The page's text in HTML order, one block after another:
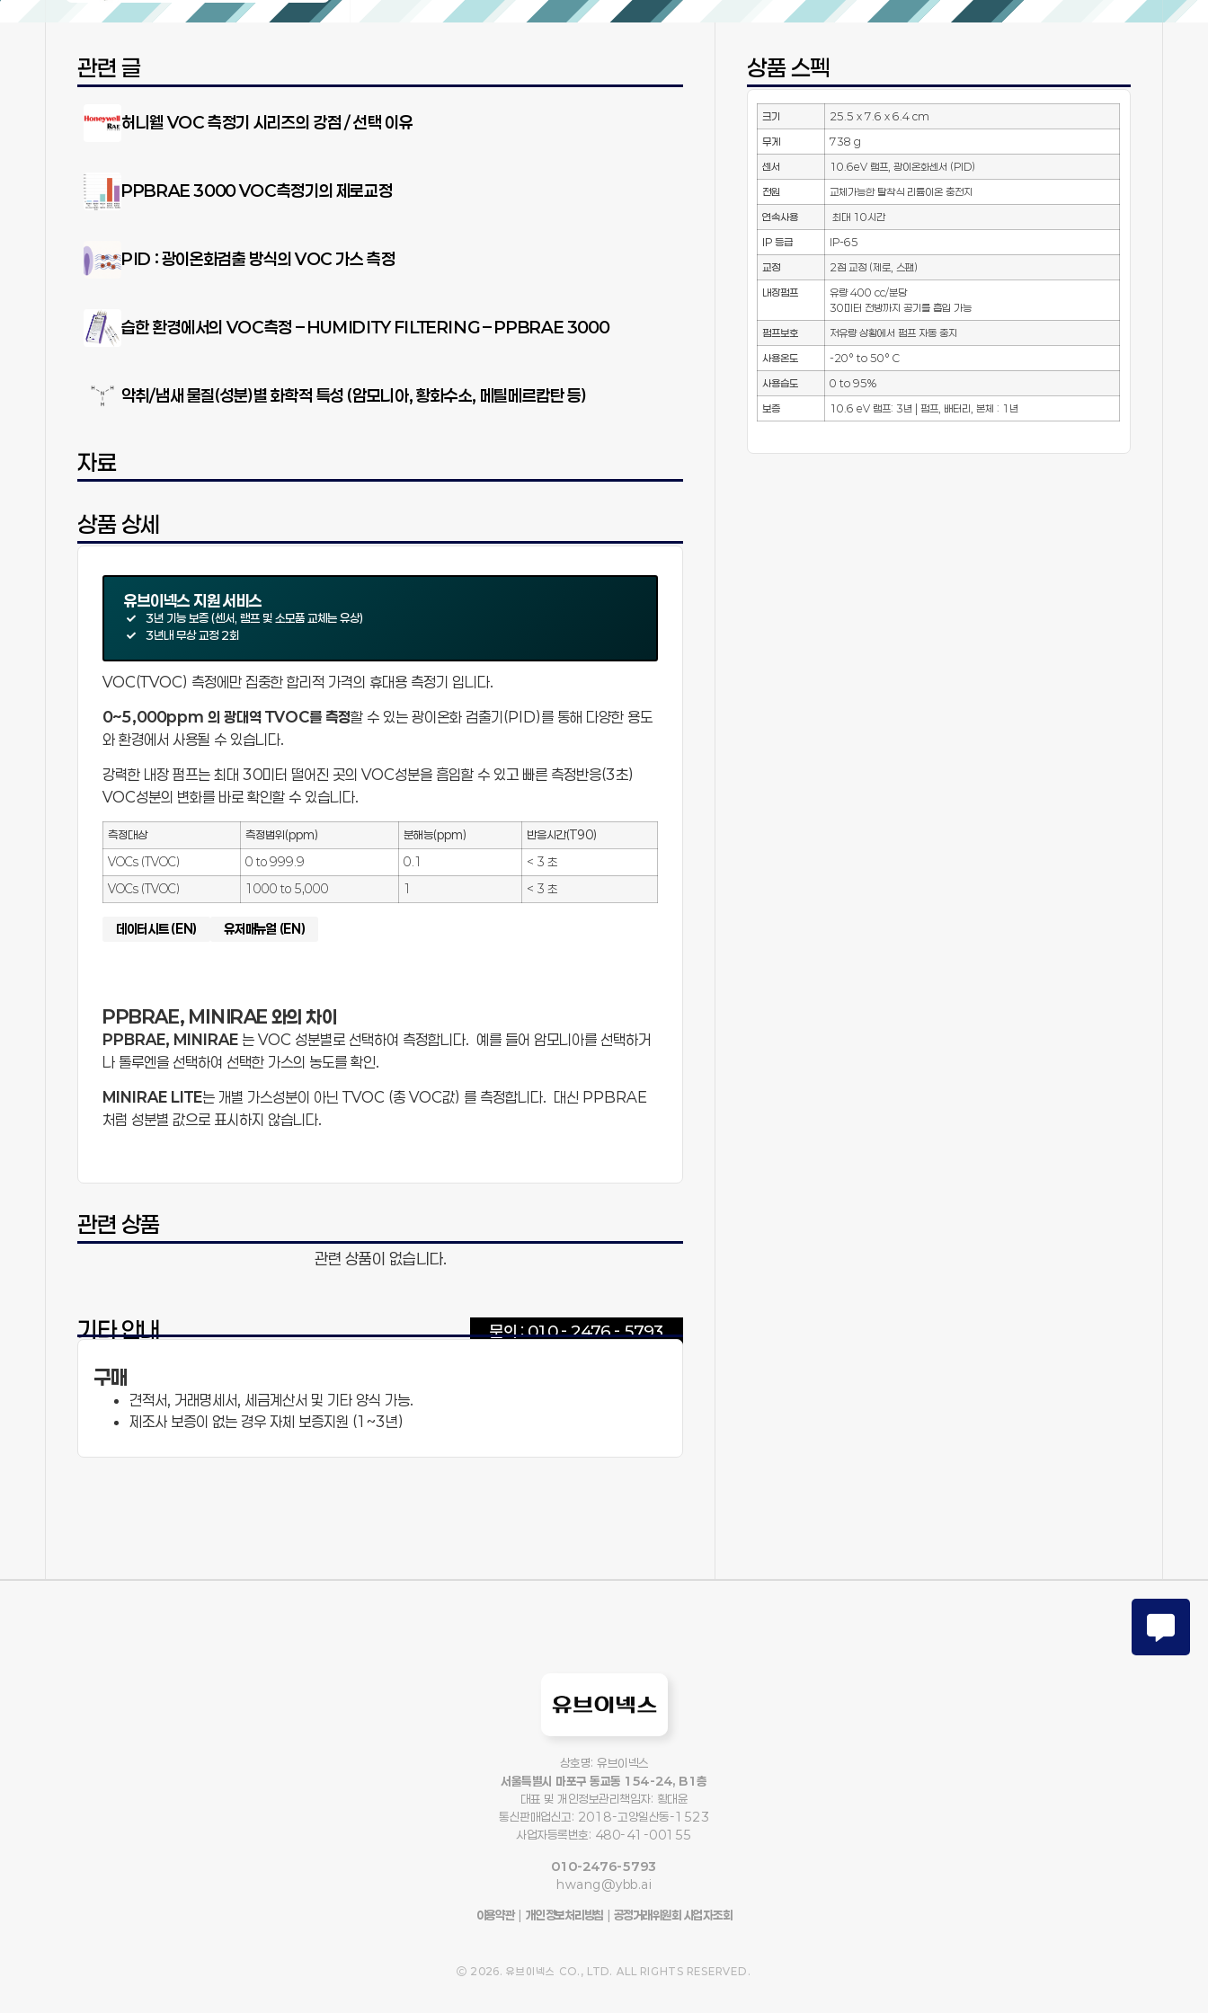
관련 글
허니웰 VOC 측정기 시리즈의 강점 / 선택 이유
PPBRAE 3000 VOC측정기의 제로교정
PID : 광이온화검출 방식의 VOC 가스 측정
습한 환경에서의 VOC측정 – HUMIDITY FILTERING – PPBRAE 3000
악취/냄새 물질(성분)별 화학적 특성 (암모니아, 황화수소, 메틸메르캅탄 등)
자료
상품 상세
유브이넥스 지원 서비스
3년 기능 보증 (센서, 램프 및 소모품 교체는 유상)
3년내 무상 교정 2회
VOC(TVOC) 측정에만 집중한 합리적 가격의 휴대용 측정기 입니다.
0~5,000ppm 의 광대역 TVOC를 측정할 수 있는 광이온화 검출기(PID)를 통해 다양한 용도
와 환경에서 사용될 수 있습니다.
강력한 내장 펌프는 최대 30미터 떨어진 곳의 VOC성분을 흡입할 수 있고 빠른 측정반응(3초)
VOC성분의 변화를 바로 확인할 수 있습니다.
측정대상 측정범위(ppm) 분해능(ppm)
반응시간(T90)
VOCs (TVOC)
0 to 999.9 0.1
< 3 초
VOCs (TVOC)
1000 to 5,000 1 < 3 초
데이터시트 (EN) 유저매뉴얼 (EN)
PPBRAE, MINIRAE 와의 차이
PPBRAE, MINIRAE 는 VOC 성분별로 선택하여 측정합니다. 예를 들어 암모니아를 선택하거
나 톨루엔을 선택하여 선택한 가스의 농도를 확인.
MINIRAE LITE는 개별 가스성분이 아닌 TVOC (총 VOC값) 를 측정합니다. 대신 PPBRAE
처럼 성분별 값으로 표시하지 않습니다.
관련 상품
관련 상품이 없습니다.
기타 안내 문의 : 010 - 2476 - 5793
구매
견적서, 거래명세서, 세금계산서 및 기타 양식 가능.
제조사 보증이 없는 경우 자체 보증지원 (1~3년)
상품 스펙
크기 25.5 x 7.6 x 6.4 cm
무게 738 g
센서 10.6eV 램프, 광이온화센서 (PID)
전원 교체가능한 탈착식 리튬이온 충전지
연속사용 최대 10시간
IP 등급 IP-65
교정 2점 교정 (제로, 스팬)
내장펌프
유량 400 cc/분당
30미터 전방까지 공기를 흡입 가능
펌프보호 저유량 상황에서 펌프 자동 중지
사용온도 -20° to 50° C
사용습도 0 to 95%
보증 10.6 eV 램프: 3년 | 펌프, 배터리, 본체 : 1년
상호명: 유브이넥스
서울특별시 마포구 동교동 154-24, B1층
대표 및 개인정보관리책임자: 황대윤
통신판매업신고: 2018-고양일산동-1523
사업자등록번호: 480-41-00155
010-2476-5793
hwang@ybb.ai
이용약관|개인정보처리방침 공정거래위원회 사업자조회
Ⓒ 2026. 유브이넥스 CO., LTD. ALL RIGHTS RESERVED.